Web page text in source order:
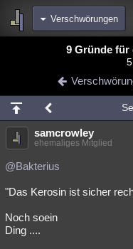
Verschwörungen
Chat Wiki
meine Rubriken
Menschen Wissenschaft
Spiritualität
Natur Umfragen
weitere Rubriken
Philosophie
9 Gründe für
samcrowley
ehemaliges Mitglied
@Bakterius
"Das Kerosin ist sicher
Noch soein
Ding ....